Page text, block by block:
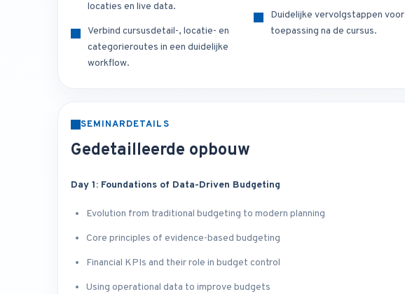
locaties en live data.
Verbind cursusdetail-, locatie- en
categorieroutes in een duidelijke
workflow.
Duidelijke vervolgstappen voor
toepassing na de cursus.
SEMINARDETAILS
Gedetailleerde opbouw
Day 1: Foundations of Data-Driven Budgeting
Evolution from traditional budgeting to modern planning
Core principles of evidence-based budgeting
Financial KPIs and their role in budget control
Using operational data to improve budgets